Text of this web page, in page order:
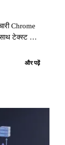
Chrome
टेक्स्ट में
और पढ़ें